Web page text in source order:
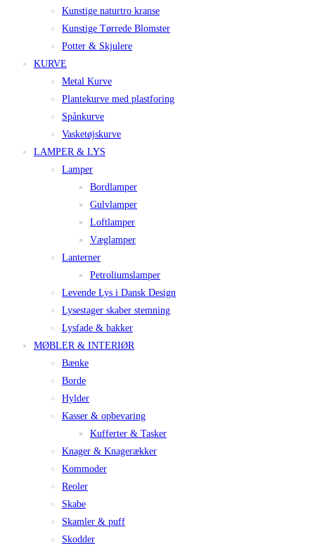
Kunstige naturtro kranse
Kunstige Tørrede Blomster
Potter & Skjulere
KURVE
Metal Kurve
Plantekurve med plastforing
Spånkurve
Vasketøjskurve
LAMPER & LYS
Lamper
Bordlamper
Gulvlamper
Loftlamper
Væglamper
Lanterner
Petroliumslamper
Levende Lys i Dansk Design
Lysestager skaber stemning
Lysfade & bakker
MØBLER & INTERIØR
Bænke
Borde
Hylder
Kasser & opbevaring
Kufferter & Tasker
Knager & Knagerækker
Kommoder
Reoler
Skabe
Skamler & puff
Skodder